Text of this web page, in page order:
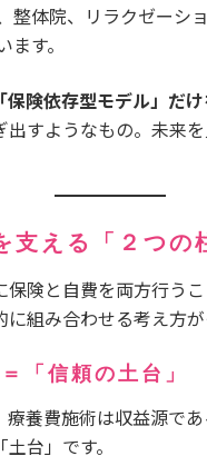
整体院、リラクゼーシ
す。
保険依存型モデル」だ
すようなもの。未来
える「２つの
険と自費を両方行う
組み合わせる考え方が
「信頼の土台」
養費施術は収益源で
台」です。